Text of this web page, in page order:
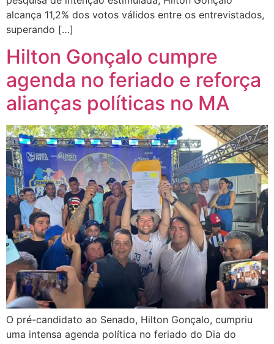
alcança 11,2% dos votos válidos entre os entrevistados,
superando […]
Hilton Gonçalo cumpre
agenda no feriado e reforça
alianças políticas no MA
O pré-candidato ao Senado, Hilton Gonçalo, cumpriu
uma intensa agenda política no feriado do Dia do